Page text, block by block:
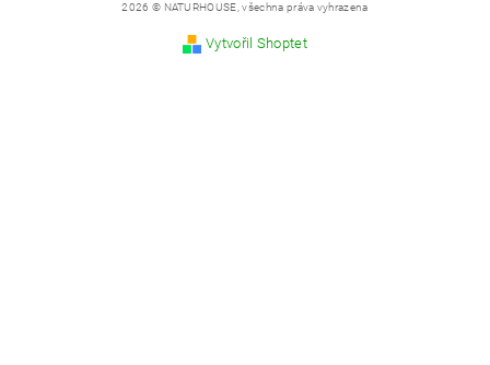
2026 © NATURHOUSE, všechna práva vyhrazena
Vytvořil Shoptet